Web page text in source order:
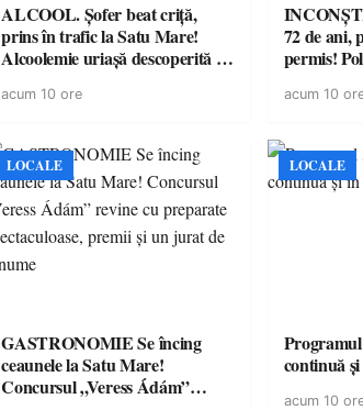
ALCOOL. Șofer beat criță,
prins în trafic la Satu Mare!
Alcoolemie uriașă descoperită de
acum 10 ore
72 de ani,
permis!
acum 10
LOCALE
GASTRONOMIE Se încing
ceaunele la Satu Mare!
Concursul „Veress Ádám”
LOCALE
continuă
acum 10